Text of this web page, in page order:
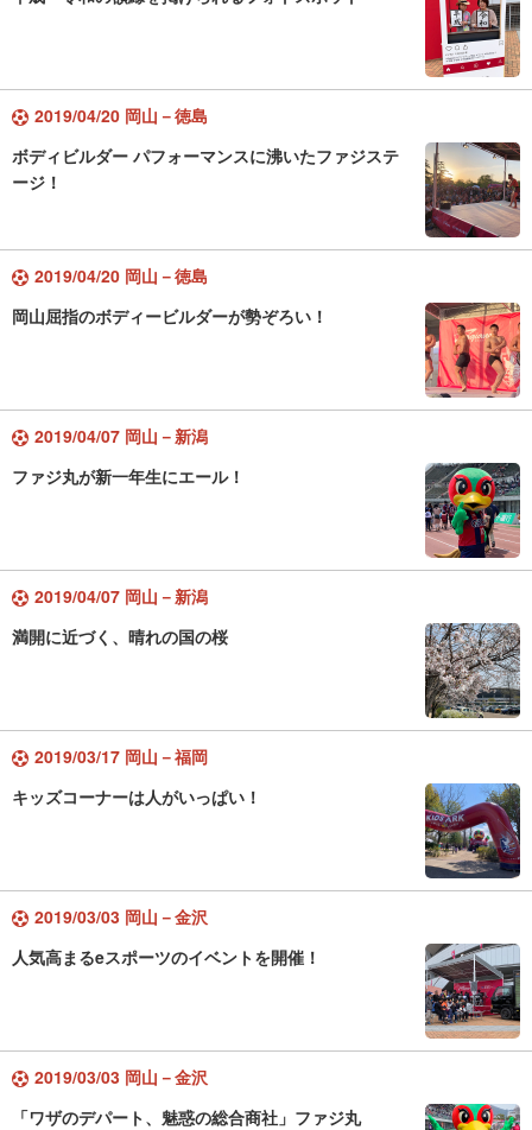
2019/04/20 岡山－徳島
ボディビルダー パフォーマンスに沸いたファジステ
ージ！
2019/04/20 岡山－徳島
岡山屈指のボディービルダーが勢ぞろい！
2019/04/07 岡山－新潟
ファジ丸が新一年生にエール！
2019/04/07 岡山－新潟
満開に近づく、晴れの国の桜
2019/03/17 岡山－福岡
キッズコーナーは人がいっぱい！
2019/03/03 岡山－金沢
人気高まるeスポーツのイベントを開催！
2019/03/03 岡山－金沢
「ワザのデパート、魅惑の総合商社」ファジ丸